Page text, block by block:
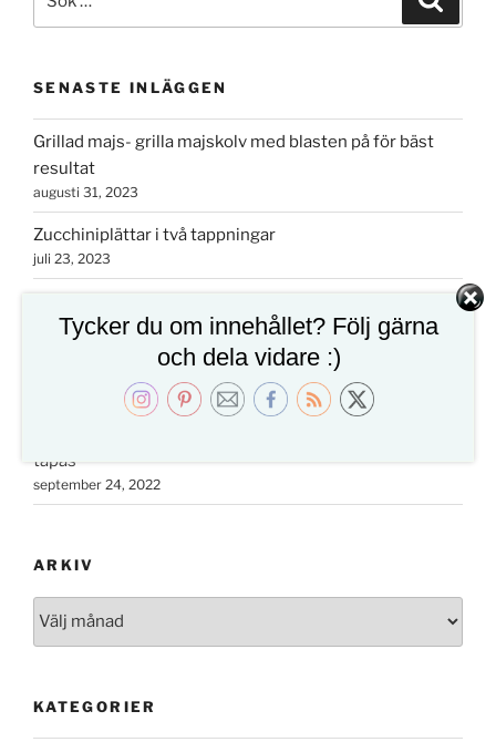
efter:
SENASTE INLÄGGEN
Grillad majs- grilla majskolv med blasten på för bäst
resultat
augusti 31, 2023
Zucchiniplättar i två tappningar
juli 23, 2023
maj 19, 2023
Tarte tatin på päron- ljuvlig och snabb päronpaj
oktober 15, 2022
tapas
september 24, 2022
ARKIV
KATEGORIER
Tycker du om innehållet? Följ gärna
och dela vidare :)